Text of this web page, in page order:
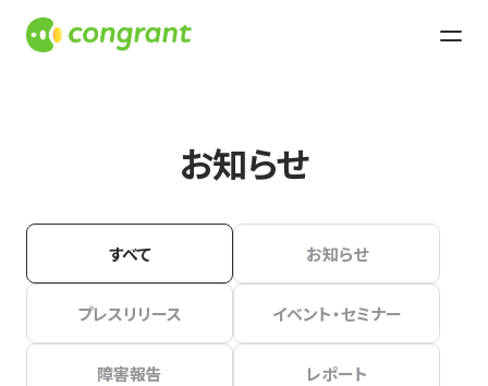
お知らせ
すべて お知らせ
プレスリリース イベント・セミナー
障害報告 レポート